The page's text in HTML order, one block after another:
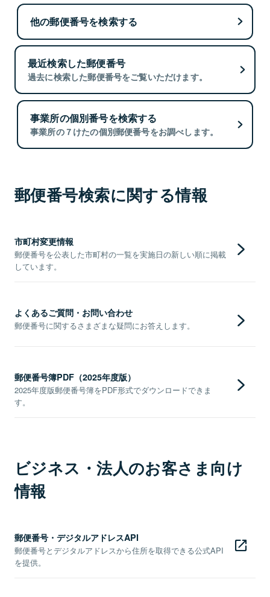
他の郵便番号を検索する
最近検索した郵便番号
過去に検索した郵便番号をご覧いただけます。
事業所の個別番号を検索する
事業所の７けたの個別郵便番号をお調べします。
郵便番号検索に関する情報
市町村変更情報
郵便番号を公表した市町村の一覧を実施日の新しい順に掲載
しています。
よくあるご質問・お問い合わせ
郵便番号に関するさまざまな疑問にお答えします。
郵便番号簿PDF（2025年度版）
2025年度版郵便番号簿をPDF形式でダウンロードできま
す。
ビジネス・法人のお客さま向け
情報
郵便番号・デジタルアドレスAPI
郵便番号とデジタルアドレスから住所を取得できる公式API
を提供。